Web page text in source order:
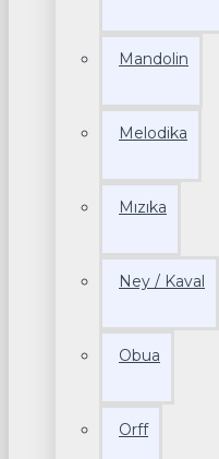
Mandolin
Melodika
Mızıka
Ney / Kaval
Obua
Orff